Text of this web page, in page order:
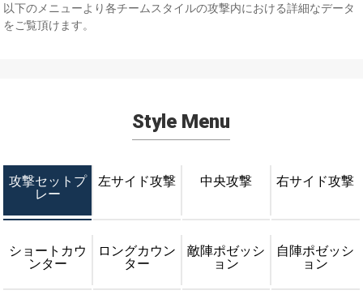
以下のメニューより各チームスタイルの攻撃内における詳細なデータ
をご覧頂けます。
Style Menu
攻撃セットプ
レー
左サイド攻撃 中央攻撃 右サイド攻撃
ショートカウ
ンター
ロングカウン
ター
敵陣ポゼッシ
ョン
自陣ポゼッシ
ョン